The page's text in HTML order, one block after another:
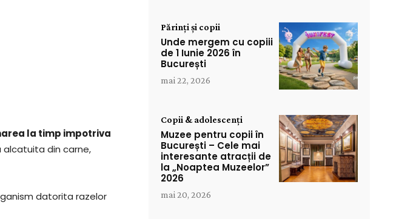
la timp impotriva
alcatuita din carne,
datorita razelor
Părinți și copii
Unde mergem cu copiii
de 1 Iunie 2026 în
București
mai 22, 2026
Copii & adolescenți
Muzee pentru copii în
București – Cele mai
interesante atracții de
la „Noaptea Muzeelor”
2026
mai 20, 2026